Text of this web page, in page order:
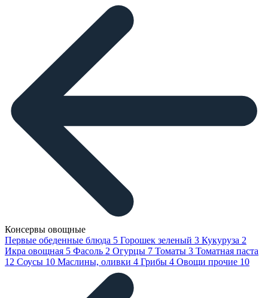
Консервы овощные
Первые обеденные блюда 5 Горошек зеленый 3 Кукуруза 2
Икра овощная 5 Фасоль 2 Огурцы 7 Томаты 3 Томатная паста
12 Соусы 10 Маслины, оливки 4 Грибы 4 Овощи прочие 10